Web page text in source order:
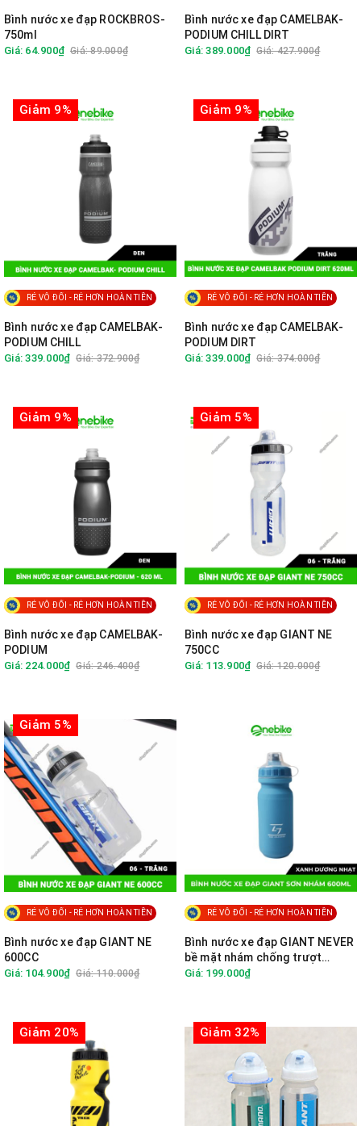
Bình nước xe đạp ROCKBROS-
750ml
Giá: 64.900₫ Giá: 89.000₫
Bình nước xe đạp CAMELBAK-
PODIUM CHILL DIRT
Giá: 389.000₫ Giá: 427.900₫
Giảm 9%
RẺ VÔ ĐỐI - RẺ HƠN HOÀN TIỀN
Bình nước xe đạp CAMELBAK-
PODIUM CHILL
Giá: 339.000₫ Giá: 372.900₫
Giảm 9%
RẺ VÔ ĐỐI - RẺ HƠN HOÀN TIỀN
Bình nước xe đạp CAMELBAK-
PODIUM DIRT
Giá: 339.000₫ Giá: 374.000₫
Giảm 9%
RẺ VÔ ĐỐI - RẺ HƠN HOÀN TIỀN
Bình nước xe đạp CAMELBAK-
PODIUM
Giá: 224.000₫ Giá: 246.400₫
Giảm 5%
RẺ VÔ ĐỐI - RẺ HƠN HOÀN TIỀN
Bình nước xe đạp GIANT NE
750CC
Giá: 113.900₫ Giá: 120.000₫
Giảm 5%
RẺ VÔ ĐỐI - RẺ HƠN HOÀN TIỀN
Bình nước xe đạp GIANT NE
600CC
Giá: 104.900₫ Giá: 110.000₫
RẺ VÔ ĐỐI - RẺ HƠN HOÀN TIỀN
Bình nước xe đạp GIANT NEVER
bề mặt nhám chống trượt
600cc
Giá: 199.000₫
Giảm 20% Giảm 32%